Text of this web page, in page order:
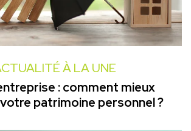
À LA UNE
: comment mieux
patrimoine personnel ?